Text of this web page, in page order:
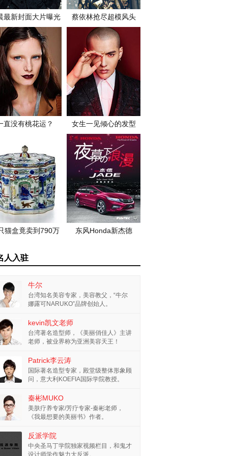
最新封面大片曝光 蔡依林抢尽超模风头
直没有桃花运？ 女生一见倾心的发型
猫盒竟卖到790万 东风Honda新杰德
人入驻
牛尔
台湾知名美容专家，美容教父，“牛尔
娜露可NARUKO”品牌创始人。
kevin凯文老师
台湾著名造型师，《美丽俏佳人》主讲
老师，被业界称为亚洲美容天王！
Patrick李云涛
国际著名造型专家，殿堂级整体形象顾
问，意大利KOEFIA国际学院教授。
秦彬MUKO
美肤疗养专家/芳疗专家-秦彬老师，
《我最想要的美丽书》作者。
反派学院
中央圣马丁学院独家视频栏目，和鬼才
设计师学作魅力大反派。